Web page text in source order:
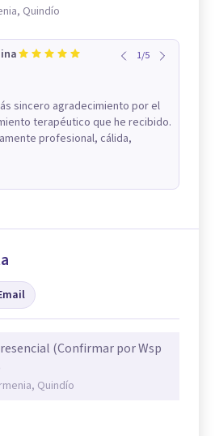
Quindío
1/5
sincero agradecimiento por el
terapéutico que he recibido.
profesional, cálida,
(Confirmar por Wsp
Quindío